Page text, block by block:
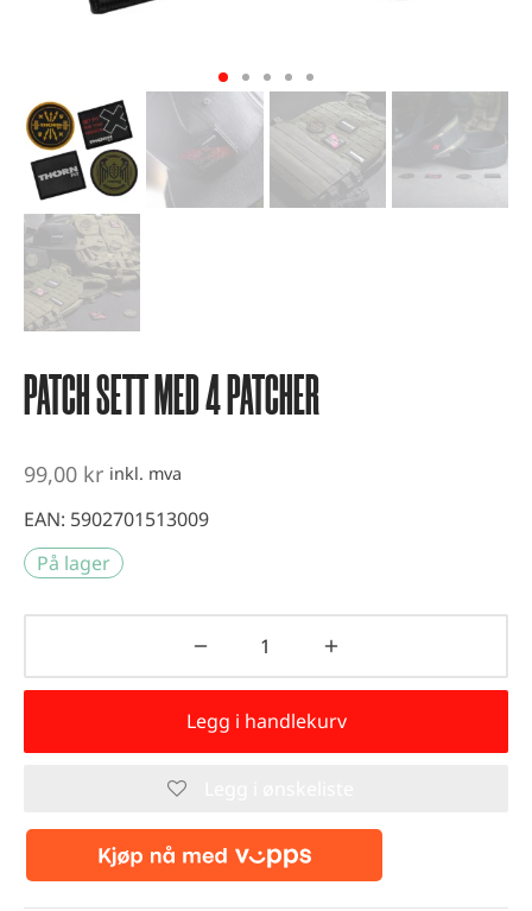
PATCH SETT MED 4 PATCHER
99,00 kr inkl. mva
EAN: 5902701513009
På lager
Legg i handlekurv
utstyr